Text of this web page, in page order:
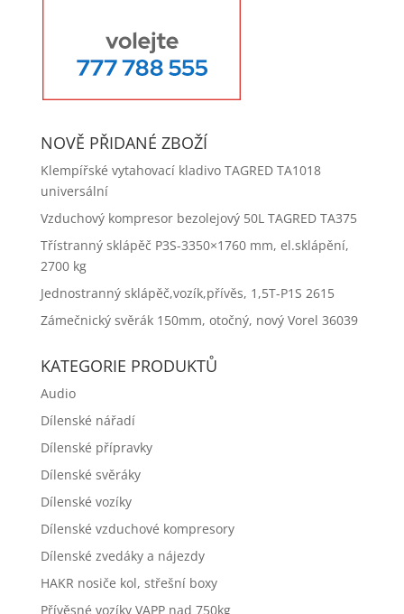
NOVĚ PŘIDANÉ ZBOŽÍ
Klempířské vytahovací kladivo TAGRED TA1018
universální
Vzduchový kompresor bezolejový 50L TAGRED TA375
Třístranný sklápěč P3S-3350×1760 mm, el.sklápění,
2700 kg
Jednostranný sklápěč,vozík,přívěs, 1,5T-P1S 2615
Zámečnický svěrák 150mm, otočný, nový Vorel 36039
KATEGORIE PRODUKTŮ
Audio
Dílenské nářadí
Dílenské přípravky
Dílenské svěráky
Dílenské vozíky
Dílenské vzduchové kompresory
Dílenské zvedáky a nájezdy
HAKR nosiče kol, střešní boxy
Přívěsné vozíky VAPP nad 750kg